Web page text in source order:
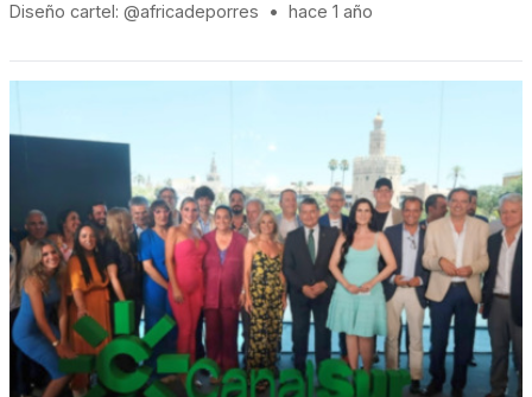
Diseño cartel: @africadeporres • hace 1 año